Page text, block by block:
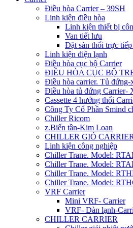
Điều hòa Carrier – 39SH
Linh kiện điều hòa
Linh kiện thiết bị
Van tiết lưu
Đặt sàn thổi trực
Linh kiện điện lạnh
Điều hòa cục bộ Carrier
ĐIỀU HÒA CỤC BỘ
Điều hòa carrier. Tủ
Điều hòa tủ đứng Carrier-
Cassette 4 hướng thổi
Công Ty Cổ Phần Smind
Chiller Ricom
z.Biến tần-Kim Loan
CHILLER GIÓ CARRIER
Linh kiện công nghiệp
Chiller Trane. Model:
Chiller Trane. Model:
Chiller Trane. Model:
Chiller Trane. Model:
VRF Carrier
Mini VRF- Carrier
VRF- Dàn lạnh-
CHILLER CARRIER